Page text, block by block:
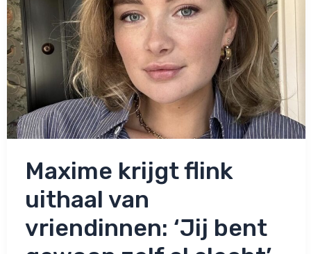
Maxime krijgt flink
uithaal van
vriendinnen: ‘Jij bent